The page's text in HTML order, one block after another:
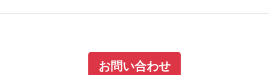
お問い合わせ